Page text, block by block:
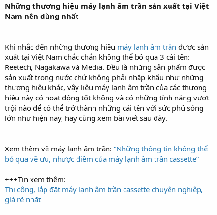
a
r
r
Những thương hiệu máy lạnh âm trần sản xuất tại Việt
Nam nên dùng nhất
Khi nhắc đến những thương hiệu máy lạnh âm trần được sản
xuất tại Việt Nam chắc chắn không thể bỏ qua 3 cái tên:
Reetech, Nagakawa và Media. Đều là những sản phẩm được
sản xuất trong nước chứ không phải nhập khẩu như những
thương hiệu khác, vậy liệu máy lạnh âm trần của các thương
hiệu này có hoạt động tốt không và có những tính năng vượt
trội nào để có thể trở thành những cái tên với sức phủ sóng
lớn như hiện nay, hãy cùng xem bài viết sau đây.
Xem thêm về máy lạnh âm trần: “Những thông tin không thể
bỏ qua về ưu, nhược điềm của máy lạnh âm trần cassette”
+++Tin xem thêm:
Thi công, lắp đặt máy lạnh âm trần cassette chuyên nghiệp,
giá rẻ nhất